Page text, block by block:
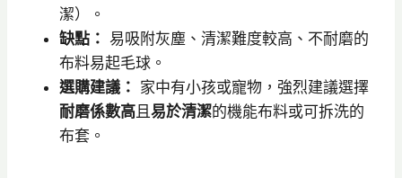
潔）。
缺點： 易吸附灰塵、清潔難度較高、不耐磨的
布料易起毛球。
選購建議： 家中有小孩或寵物，強烈建議選擇
耐磨係數高 且 易於清潔的機能布料或可拆洗的
布套。